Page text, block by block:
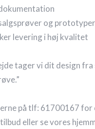
og prototyper
levering i høj kvalitet
tager vi dit design
på tlf: 61700167 for
eller se vores